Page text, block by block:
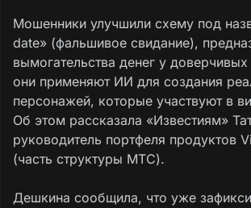
Мошенники улучшили схему под
date» (фальшивое свидание),
вымогательства денег у
они применяют ИИ для создания
персонажей, которые участвуют в
Об этом рассказала «Известиям»
руководитель портфеля продуктов
(часть структуры МТС).
Дешкина сообщила, что уже